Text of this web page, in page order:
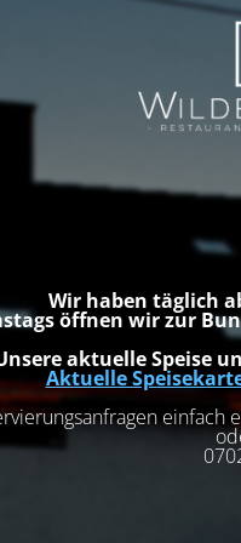
Wir haben täglich
öffnen wir zur
aktuelle Speise
Aktuelle